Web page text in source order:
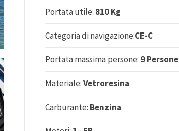
Portata utile: 810 Kg
Categoria di navigazione:CE-C
Portata massima persone: 9 Persone
Materiale:Vetroresina
Carburante: Benzina